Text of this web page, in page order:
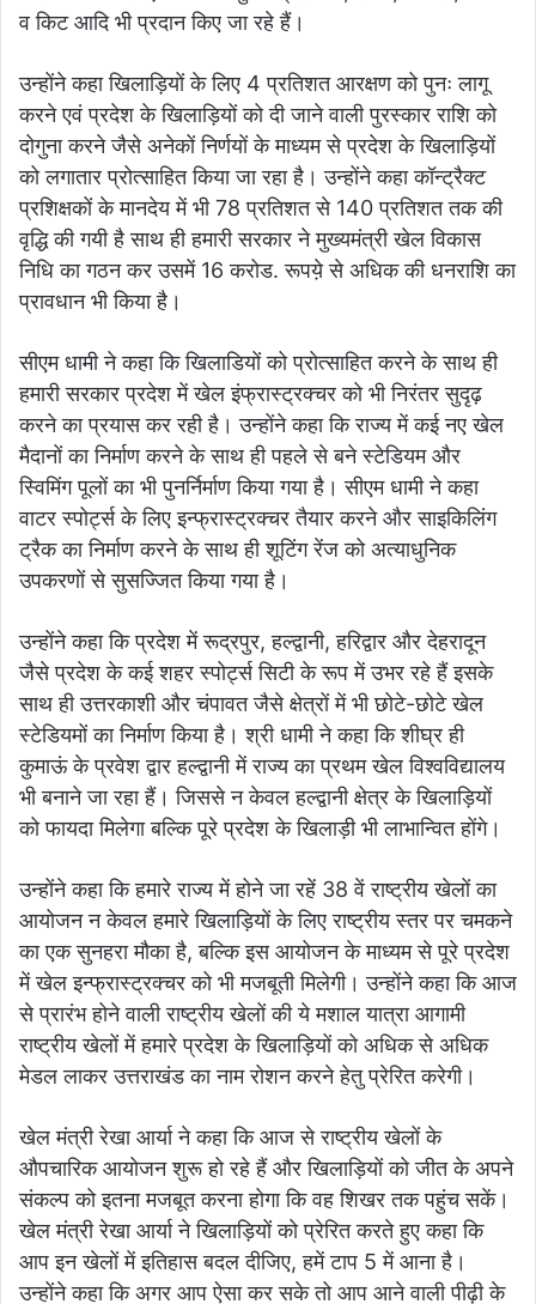
व किट आदि भी प्रदान किए जा रहे हैं।
उन्होंने कहा खिलाड़ियों के लिए 4 प्रतिशत आरक्षण को पुनः लागू
करने एवं प्रदेश के खिलाड़ियों को दी जाने वाली पुरस्कार राशि को
दोगुना करने जैसे अनेकों निर्णयों के माध्यम से प्रदेश के खिलाड़ियों
को लगातार प्रोत्साहित किया जा रहा है। उन्होंने कहा कॉन्ट्रैक्ट
प्रशिक्षकों के मानदेय में भी 78 प्रतिशत से 140 प्रतिशत तक की
वृद्धि की गयी है साथ ही हमारी सरकार ने मुख्यमंत्री खेल विकास
निधि का गठन कर उसमें 16 करोड. रूपये़ से अधिक की धनराशि का
प्रावधान भी किया है।
सीएम धामी ने कहा कि खिलाडियों को प्रोत्साहित करने के साथ ही
हमारी सरकार प्रदेश में खेल इंफ्रास्ट्रक्चर को भी निरंतर सुदृढ़
करने का प्रयास कर रही है। उन्होंने कहा कि राज्य में कई नए खेल
मैदानों का निर्माण करने के साथ ही पहले से बने स्टेडियम और
स्विमिंग पूलों का भी पुनर्निर्माण किया गया है। सीएम धामी ने कहा
वाटर स्पोर्ट्स के लिए इन्फ्रास्ट्रक्चर तैयार करने और साइकिलिंग
ट्रैक का निर्माण करने के साथ ही शूटिंग रेंज को अत्याधुनिक
उपकरणों से सुसज्जित किया गया है।
उन्होंने कहा कि प्रदेश में रूद्रपुर, हल्द्वानी, हरिद्वार और देहरादून
जैसे प्रदेश के कई शहर स्पोर्ट्स सिटी के रूप में उभर रहे हैं इसके
साथ ही उत्तरकाशी और चंपावत जैसे क्षेत्रों में भी छोटे-छोटे खेल
स्टेडियमों का निर्माण किया है। श्री धामी ने कहा कि शीघ्र ही
कुमाऊं के प्रवेश द्वार हल्द्वानी में राज्य का प्रथम खेल विश्वविद्यालय
भी बनाने जा रहा हैं। जिससे न केवल हल्द्वानी क्षेत्र के खिलाड़ियों
को फायदा मिलेगा बल्कि पूरे प्रदेश के खिलाड़ी भी लाभान्वित होंगे।
उन्होंने कहा कि हमारे राज्य में होने जा रहें 38 वें राष्ट्रीय खेलों का
आयोजन न केवल हमारे खिलाड़ियों के लिए राष्ट्रीय स्तर पर चमकने
का एक सुनहरा मौका है, बल्कि इस आयोजन के माध्यम से पूरे प्रदेश
में खेल इन्फ्रास्ट्रक्चर को भी मजबूती मिलेगी। उन्होंने कहा कि आज
से प्रारंभ होने वाली राष्ट्रीय खेलों की ये मशाल यात्रा आगामी
राष्ट्रीय खेलों में हमारे प्रदेश के खिलाड़ियों को अधिक से अधिक
मेडल लाकर उत्तराखंड का नाम रोशन करने हेतु प्रेरित करेगी।
खेल मंत्री रेखा आर्या ने कहा कि आज से राष्ट्रीय खेलों के
औपचारिक आयोजन शुरू हो रहे हैं और खिलाड़ियों को जीत के अपने
संकल्प को इतना मजबूत करना होगा कि वह शिखर तक पहुंच सकें।
खेल मंत्री रेखा आर्या ने खिलाड़ियों को प्रेरित करते हुए कहा कि
आप इन खेलों में इतिहास बदल दीजिए, हमें टाप 5 में आना है।
उन्होंने कहा कि अगर आप ऐसा कर सके तो आप आने वाली पीढ़ी के